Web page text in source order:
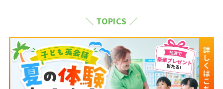
＼ TOPICS ／